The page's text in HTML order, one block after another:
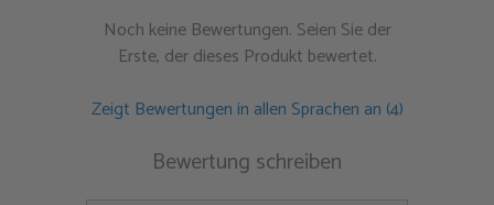
Noch keine Bewertungen. Seien Sie der
Erste, der dieses Produkt bewertet.
Zeigt Bewertungen in allen Sprachen an (4)
Bewertung schreiben